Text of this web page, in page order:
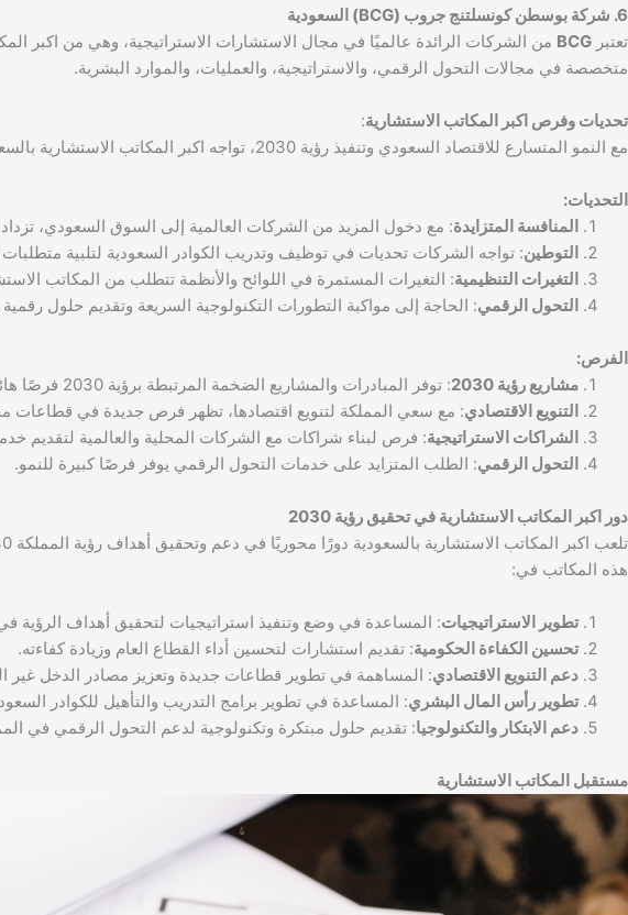
6. شركة بوسطن كونسلتنج جروب (BCG) السعودية
تعتبر BCG من الشركات الرائدة عالميًا في مجال الاستشارات الاستراتيجية، وهي من اكبر
متخصصة في مجالات التحول الرقمي، والاستراتيجية، والعمليات، والموارد البشرية.
تحديات وفرص اكبر المكاتب الاستشارية:
مع النمو المتسارع للاقتصاد السعودي وتنفيذ رؤية 2030، تواجه اكبر المكاتب الاستشارية بالسعودية عددًا من التحديات والفرص:
التحديات:
المنافسة المتزايدة: مع دخول المزيد من الشركات العالمية إلى السوق السعودي، تزداد
التوطين: تواجه الشركات تحديات في توظيف وتدريب الكوادر السعودية لتلبية
التغيرات التنظيمية: التغيرات المستمرة في اللوائح والأنظمة تتطلب من المكاتب
التحول الرقمي: الحاجة إلى مواكبة التطورات التكنولوجية السريعة وتقديم حلول
الفرص:
مشاريع رؤية 2030
: توفر المبادرات والمشاريع الضخمة المرتبطة برؤية 2030 فرصًا هائلة للمكاتب الاستشارية.
التنويع الاقتصادي: مع سعي المملكة لتنويع اقتصادها، تظهر فرص جديدة في قطاعات
الشراكات الاستراتيجية: فرص لبناء شراكات مع الشركات المحلية والعالمية لتقديم
التحول الرقمي: الطلب المتزايد على خدمات التحول الرقمي يوفر فرصًا كبيرة للنمو.
دور اكبر المكاتب الاستشارية في تحقيق رؤية 2030
هذه المكاتب في:
تطوير الاستراتيجيات: المساعدة في وضع وتنفيذ استراتيجيات لتحقيق أهداف الرؤية
تحسين الكفاءة الحكومية: تقديم استشارات لتحسين أداء القطاع العام وزيادة كفاءته.
دعم التنويع الاقتصادي: المساهمة في تطوير قطاعات جديدة وتعزيز مصادر الدخل غير
تطوير رأس المال البشري: المساعدة في تطوير برامج التدريب والتأهيل للكوادر
دعم الابتكار والتكنولوجيا: تقديم حلول مبتكرة وتكنولوجية لدعم التحول الرقمي في
مستقبل المكاتب الاستشارية